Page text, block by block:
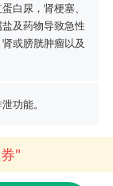
白尿，肾梗塞、
及药物导致急性
或膀胱肿瘤以及
功能。
"